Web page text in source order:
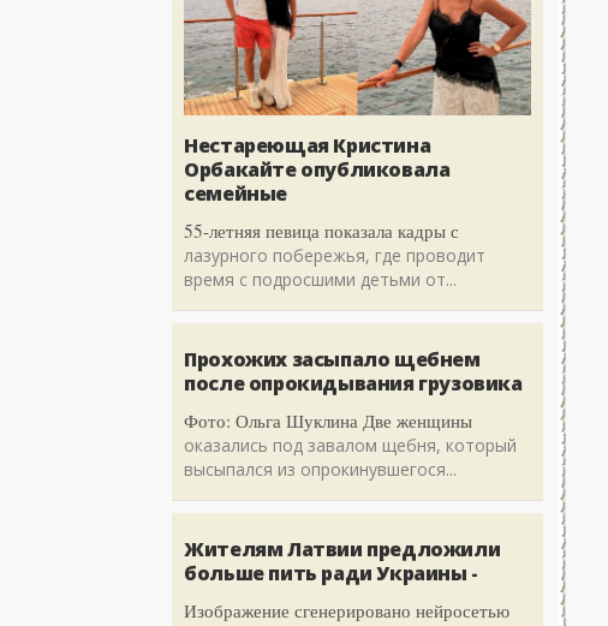
Нестареющая Кристина
Орбакайте опубликовала
семейные
55-летняя певица показала кадры с
лазурного побережья, где проводит
время с подросшими детьми от...
Прохожих засыпало щебнем
после опрокидывания грузовика
Фото: Ольга Шуклина Две женщины
оказались под завалом щебня, который
высыпался из опрокинувшегося...
Жителям Латвии предложили
больше пить ради Украины -
Изображение сгенерировано нейросетью